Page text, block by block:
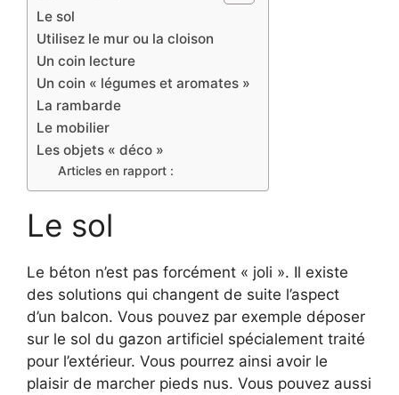
Le sol
Utilisez le mur ou la cloison
Un coin lecture
Un coin « légumes et aromates »
La rambarde
Le mobilier
Les objets « déco »
Articles en rapport :
Le sol
Le béton n’est pas forcément « joli ». Il existe
des solutions qui changent de suite l’aspect
d’un balcon. Vous pouvez par exemple déposer
sur le sol du gazon artificiel spécialement traité
pour l’extérieur. Vous pourrez ainsi avoir le
plaisir de marcher pieds nus. Vous pouvez aussi